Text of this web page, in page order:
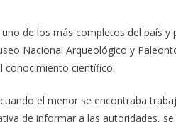
de los más completos del país y
Nacional Arqueológico y
conocimiento científico.
el menor se encontraba
de informar a las autoridades,